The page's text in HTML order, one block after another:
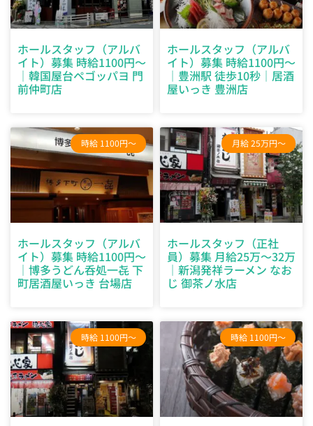
ホールスタッフ（アルバ
イト）募集 時給1100円～
｜韓国屋台ペゴッパヨ 門
前仲町店
ホールスタッフ（アルバ
イト）募集 時給1100円～
｜豊洲駅 徒歩10秒｜居酒
屋いっき 豊洲店
時給 1100円～
ホールスタッフ（アルバ
イト）募集 時給1100円～
｜博多うどん呑処一㐂 下
町居酒屋いっき 台場店
月給 25万円～
ホールスタッフ（正社
員）募集 月給25万～32万
｜新潟発祥ラーメン なお
じ 御茶ノ水店
時給 1100円～ 時給 1100円～